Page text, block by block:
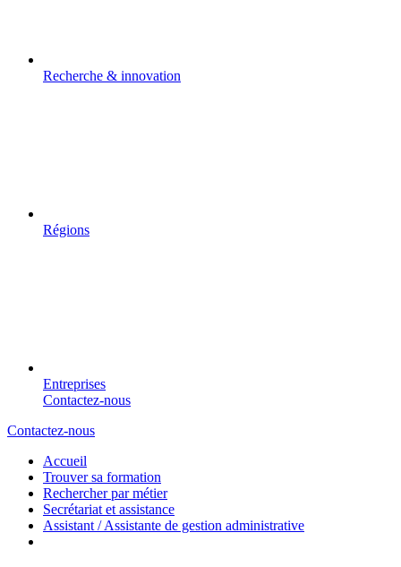
Recherche & innovation
Régions
Entreprises
Contactez-nous
Contactez-nous
Accueil
Trouver sa formation
Rechercher par métier
Secrétariat et assistance
Assistant / Assistante de gestion administrative